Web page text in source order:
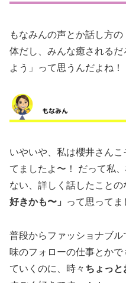
もなみんの声とか話し方
体だし、みんな癒される
よう」って思うんだよね！
いやいや、私は櫻井さん
てましたよ〜！ だって私
ない、詳しく話したことの
好きかも〜」
って思ってま
普段からファッショナブ
味のフォローの仕事とか
ていくのに、時々 ちょっと